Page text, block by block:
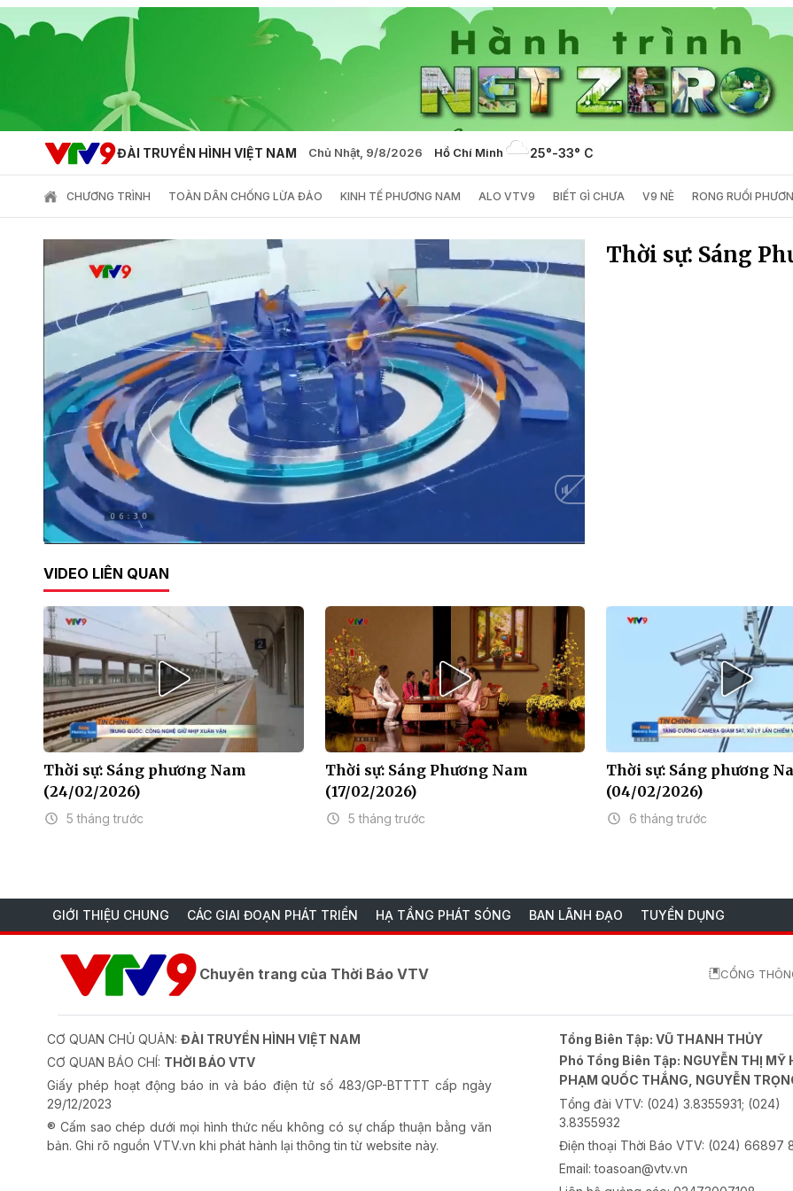
ĐÀI TRUYỀN HÌNH VIỆT NAM Chủ Nhật, 9/8/2026 Hồ Chí Minh 25°-33° C
CHƯƠNG TRÌNH TOÀN DÂN CHỐNG LỪA ĐẢO KINH TẾ PHƯƠNG NAM ALO VTV9 BIẾT GÌ CHƯA V9 NÈ RONG RUỔI
Thời sự: Sáng
VIDEO LIÊN QUAN
Thời sự: Sáng phương Nam
(24/02/2026)
5 tháng trước
Thời sự: Sáng Phương Nam
(17/02/2026)
5 tháng trước
Thời sự: Sáng phương
(04/02/2026)
6 tháng trước
GIỚI THIỆU CHUNG CÁC GIAI ĐOẠN PHÁT TRIỂN HẠ TẦNG PHÁT SÓNG BAN LÃNH ĐẠO TUYỂN DỤNG
Chuyên trang của Thời Báo VTV CỔNG
CƠ QUAN CHỦ QUẢN: ĐÀI TRUYỀN HÌNH VIỆT NAM
CƠ QUAN BÁO CHÍ: THỜI BÁO VTV
Giấy phép hoạt động báo in và báo điện tử số 483/GP-BTTTT cấp ngày
29/12/2023
® Cấm sao chép dưới mọi hình thức nếu không có sự chấp thuận bằng văn
bản. Ghi rõ nguồn VTV.vn khi phát hành lại thông tin từ website này.
Tổng Biên Tập:VŨ THANH THỦY
Phó Tổng Biên Tập: NGUYỄN THỊ MỸ
PHẠM QUỐC THẮNG, NGUYỄN
Tổng đài VTV: (024) 3.8355931; (024)
3.8355932
Điện thoại Thời Báo VTV: (024) 66897
Email:toasoan@vtv.vn